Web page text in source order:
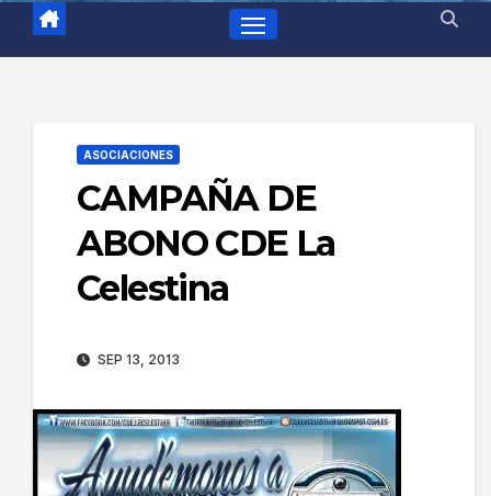
ASOCIACIONES
CAMPAÑA DE
ABONO CDE La
Celestina
SEP 13, 2013